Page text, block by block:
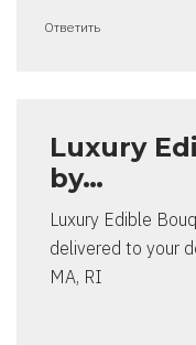
Ответить
Luxury
by…
Luxury Edible
delivered to your
MA, RI